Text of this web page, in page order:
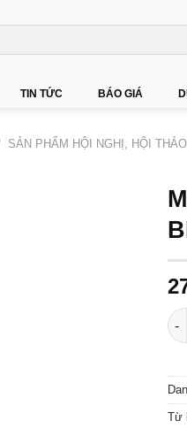
TIN TỨC BÁO GIÁ
SẢN PHẨM HỘI NGHỊ, HỘI THẢO
Từ